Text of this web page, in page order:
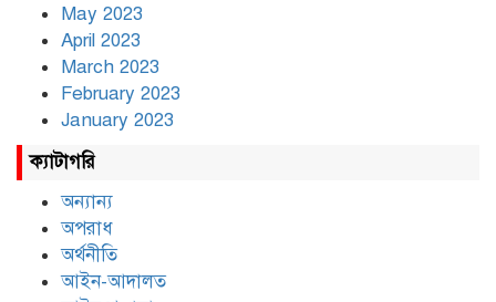
May 2023
April 2023
March 2023
February 2023
January 2023
ক্যাটাগরি
অন্যান্য
অপরাধ
অর্থনীতি
আইন-আদালত